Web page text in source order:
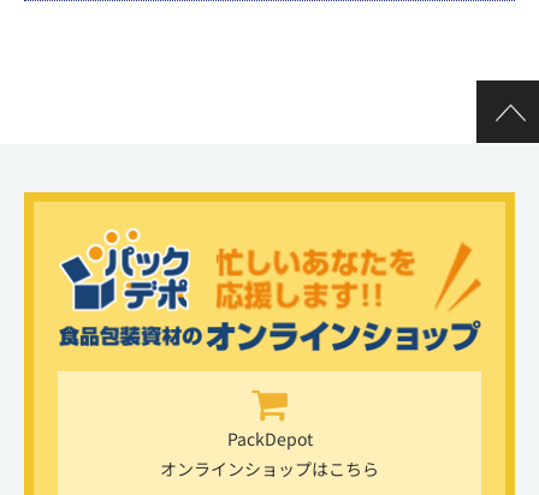
PackDepot
オンラインショップはこちら